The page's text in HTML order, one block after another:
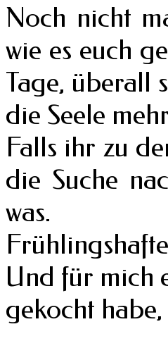
Noch nicht
wie es euch
Tage, überall
die Seele
Falls ihr zu
die Suche
was.
Und für mich
gekocht